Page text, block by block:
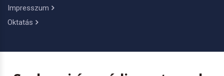
Impresszum
Oktatás